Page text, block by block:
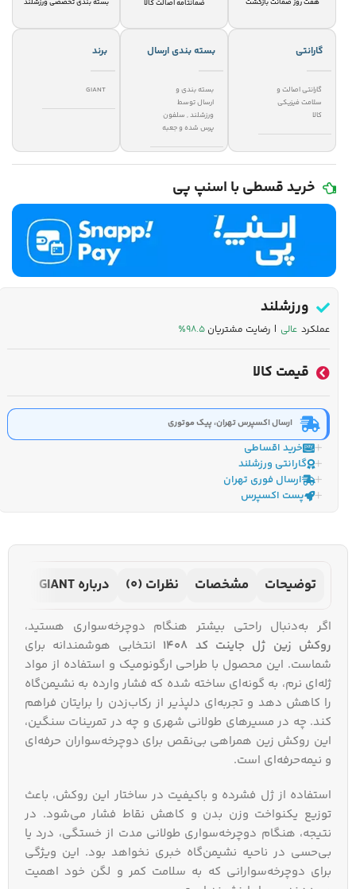
هفت روز ضمانت بازگشت ضمانتامه اصالت کالا بسته بندی تخصصی ورزشلند
گارانتی
گارانتی اصالت و
سلامت فیزیکی
کالا
بسته بندی ارسال
بسته بندی و
ارسال توسط
ورزشلند, سلفون
پرس شده و جعبه
برند
GIANT
خرید قسطی با اسنپ پی
ورزشلند
عملکرد عالی | رضایت مشتریان ۹۸.۵٪
قیمت کالا
ارسال اکسپرس تهران، پیک موتوری
خرید اقساطی
گارانتی ورزشلند
ارسال فوری تهران
پست اکسپرس
توضیحات مشخصات نظرات (0) درباره GIANT
اگر به‌دنبال راحتی بیشتر هنگام دوچرخه‌سواری هستید،
روکش زین ژل جاینت کد 1408
انتخابی هوشمندانه برای
شماست. این محصول با طراحی ارگونومیک و استفاده از مواد
ژله‌ای نرم، به گونه‌ای ساخته شده که فشار وارده به نشیمن‌گاه
را کاهش دهد و تجربه‌ای دلپذیر از رکاب‌زدن را برایتان فراهم
کند. چه در مسیرهای طولانی شهری و چه در تمرینات سنگین،
این روکش زین همراهی بی‌نقص برای دوچرخه‌سواران حرفه‌ای
و نیمه‌حرفه‌ای است.
استفاده از ژل فشرده و باکیفیت در ساختار این روکش، باعث
توزیع یکنواخت وزن بدن و کاهش نقاط فشار می‌شود. در
نتیجه، هنگام دوچرخه‌سواری طولانی مدت از خستگی، درد یا
بی‌حسی در ناحیه نشیمن‌گاه خبری نخواهد بود. این ویژگی
برای دوچرخه‌سوارانی که به سلامت کمر و لگن خود اهمیت